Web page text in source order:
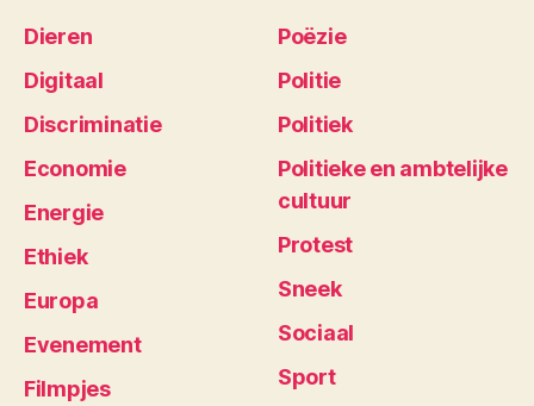
Dieren
Digitaal
Discriminatie
Economie
Energie
Ethiek
Europa
Evenement
Filmpjes
Poëzie
Politie
Politiek
Politieke en ambtelijke
cultuur
Protest
Sneek
Sociaal
Sport